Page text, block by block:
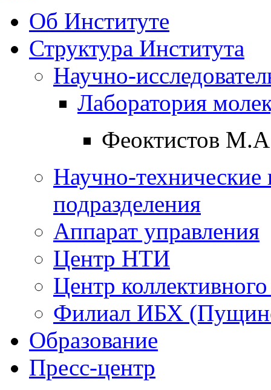
Об Институте
Структура Института
Научно-
Лаборатория
Феоктистов
Научно-технические
подразделения
Аппарат управления
Центр НТИ
Центр
Филиал ИБХ
Образование
Пресс-центр